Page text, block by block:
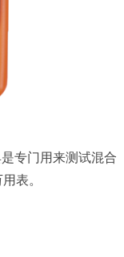
是专门用来测试混合
表。